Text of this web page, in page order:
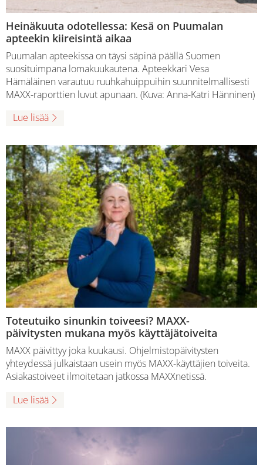
Heinäkuuta odotellessa: Kesä on Puumalan
apteekin kiireisintä aikaa
Puumalan apteekissa on täysi säpinä päällä Suomen
suosituimpana lomakuukautena. Apteekkari Vesa
Hämäläinen varautuu ruuhkahuippuihin suunnitelmallisesti
MAXX-raporttien luvut apunaan. (Kuva: Anna-Katri Hänninen)
Lue lisää
Toteutuiko sinunkin toiveesi? MAXX-
päivitysten mukana myös käyttäjätoiveita
MAXX päivittyy joka kuukausi. Ohjelmistopäivitysten
yhteydessä julkaistaan usein myös MAXX-käyttäjien toiveita.
Asiakastoiveet ilmoitetaan jatkossa MAXXnetissä.
Lue lisää